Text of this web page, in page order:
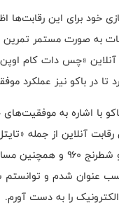
خود برای این رقابت‌ها
به صورت مستمر
آنلاین «چس دات کام
در باکو نیز عملکرد
با اشاره به
آنلاین از جمله
مسابقات فری‌استایل و
عنوان شدم و
را به دست آورم.